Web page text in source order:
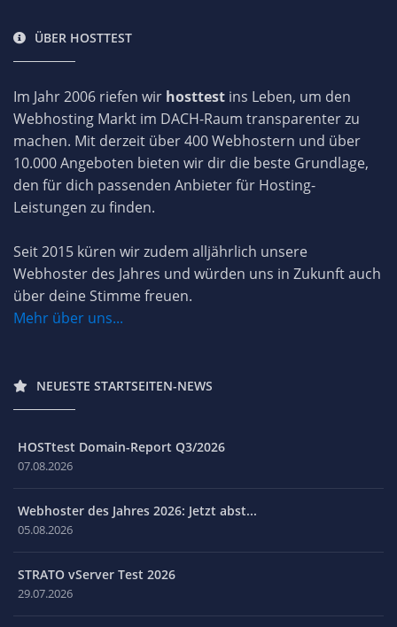
ÜBER HOSTTEST
Im Jahr 2006 riefen wir hosttest ins Leben, um den
Webhosting Markt im DACH-Raum transparenter zu
machen. Mit derzeit über 400 Webhostern und über
10.000 Angeboten bieten wir dir die beste Grundlage,
den für dich passenden Anbieter für Hosting-
Leistungen zu finden.
Seit 2015 küren wir zudem alljährlich unsere
Webhoster des Jahres und würden uns in Zukunft auch
über deine Stimme freuen.
Mehr über uns...
NEUESTE STARTSEITEN-NEWS
HOSTtest Domain-Report Q3/2026
07.08.2026
Webhoster des Jahres 2026: Jetzt abst...
05.08.2026
STRATO vServer Test 2026
29.07.2026